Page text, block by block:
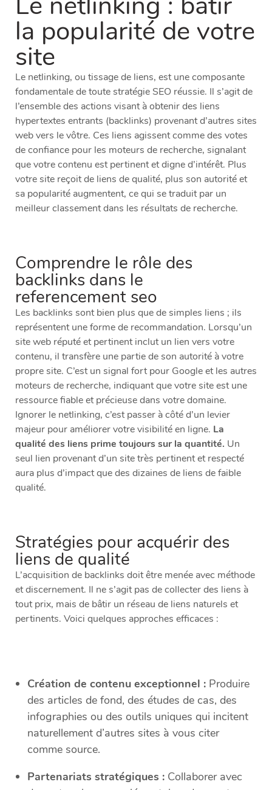
la popularité de votre
site
Le netlinking, ou tissage de liens, est une composante
fondamentale de toute stratégie SEO réussie. Il s’agit de
l’ensemble des actions visant à obtenir des liens
hypertextes entrants (backlinks) provenant d’autres sites
web vers le vôtre. Ces liens agissent comme des votes
de confiance pour les moteurs de recherche, signalant
que votre contenu est pertinent et digne d’intérêt. Plus
votre site reçoit de liens de qualité, plus son autorité et
sa popularité augmentent, ce qui se traduit par un
meilleur classement dans les résultats de recherche.
Comprendre le rôle des
backlinks dans le
referencement seo
Les backlinks sont bien plus que de simples liens ; ils
représentent une forme de recommandation. Lorsqu’un
site web réputé et pertinent inclut un lien vers votre
contenu, il transfère une partie de son autorité à votre
propre site. C’est un signal fort pour Google et les autres
moteurs de recherche, indiquant que votre site est une
ressource fiable et précieuse dans votre domaine.
Ignorer le netlinking, c’est passer à côté d’un levier
majeur pour améliorer votre visibilité en ligne. La
qualité des liens prime toujours sur la quantité. Un
seul lien provenant d’un site très pertinent et respecté
aura plus d’impact que des dizaines de liens de faible
qualité.
Stratégies pour acquérir des
liens de qualité
L’acquisition de backlinks doit être menée avec méthode
et discernement. Il ne s’agit pas de collecter des liens à
tout prix, mais de bâtir un réseau de liens naturels et
pertinents. Voici quelques approches efficaces :
Création de contenu exceptionnel : Produire
des articles de fond, des études de cas, des
infographies ou des outils uniques qui incitent
naturellement d’autres sites à vous citer
comme source.
Partenariats stratégiques : Collaborer avec